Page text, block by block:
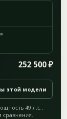
252 500 ₽
этой модели
49 л.с..
сравнения.